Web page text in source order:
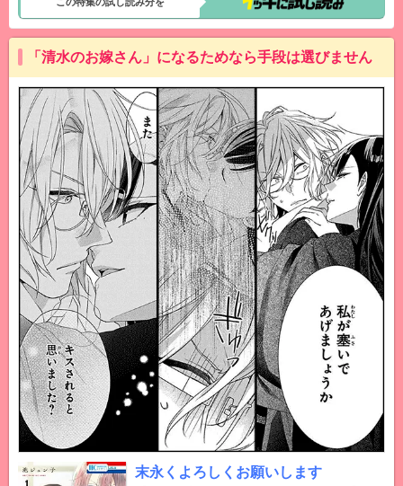
「清水のお嫁さん」になるためなら手段は選びません
末永くよろしくお願いします